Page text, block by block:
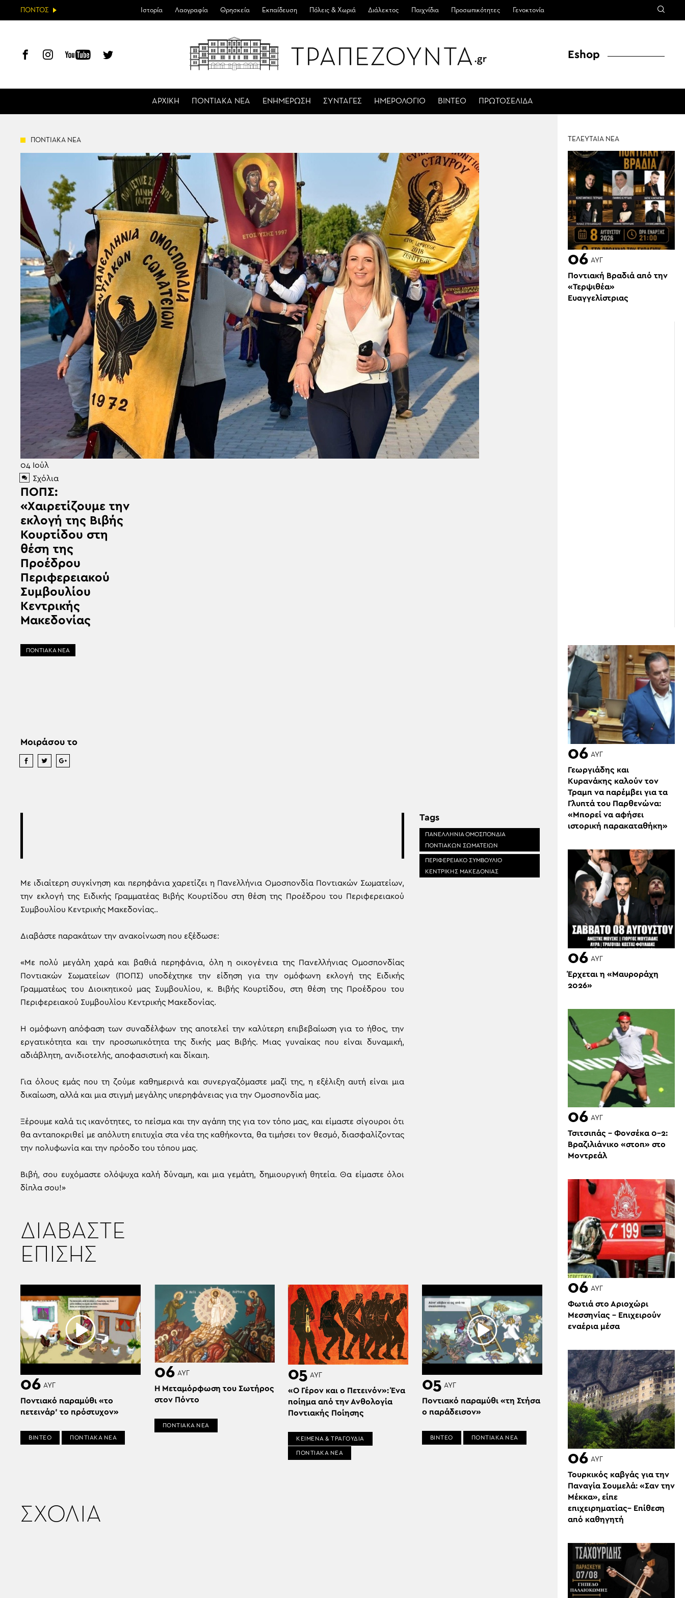
ΠΟΝΤΟΣ Ιστορία Λαογραφία Θρησκεία Εκπαίδευση Πόλεις & Χωριά Διάλεκτος Παιχνίδια Προσωπικότητες Γενοκτονία
ΑΡΧΙΚΗ ΠΟΝΤΙΑΚΑ ΝΕΑ ΕΝΗΜΕΡΩΣΗ ΣΥΝΤΑΓΕΣ ΗΜΕΡΟΛΟΓΙΟ ΒΙΝΤΕΟ ΠΡΩΤΟΣΕΛΙΔΑ
Eshop
ΠΟΝΤΙΑΚΑ ΝΕΑ
04 Ιούλ
Σχόλια
ΠΟΠΣ:
«Χαιρετίζουμε την
εκλογή της Βιβής
Κουρτίδου στη
θέση της
Προέδρου
Περιφερειακού
Συμβουλίου
Κεντρικής
Μακεδονίας
ΠΟΝΤΙΑΚΑ ΝΕΑ
Μοιράσου το
Με ιδιαίτερη συγκίνηση και περηφάνια χαρετίζει η Πανελλήνια Ομοσπονδία Ποντιακών Σωματείων,
την εκλογή της Ειδικής Γραμματέας Βιβής Κουρτίδου στη θέση της Προέδρου του Περιφερειακού
Συμβουλίου Κεντρικής Μακεδονίας..
Διαβάστε παρακάτων την ανακοίνωση που εξέδωσε:
«Με πολύ μεγάλη χαρά και βαθιά περηφάνια, όλη η οικογένεια της Πανελλήνιας Ομοσπονδίας
Ποντιακών Σωματείων (ΠΟΠΣ) υποδέχτηκε την είδηση για την ομόφωνη εκλογή της Ειδικής
Γραμματέως του Διοικητικού μας Συμβουλίου, κ. Βιβής Κουρτίδου, στη θέση της Προέδρου του
Περιφερειακού Συμβουλίου Κεντρικής Μακεδονίας.
​Η ομόφωνη απόφαση των συναδέλφων της αποτελεί την καλύτερη επιβεβαίωση για το ήθος, την
εργατικότητα και την προσωπικότητα της δικής μας Βιβής. Μιας γυναίκας που είναι δυναμική,
αδιάβλητη, ανιδιοτελής, αποφασιστική και δίκαιη.
Για όλους εμάς που τη ζούμε καθημερινά και συνεργαζόμαστε μαζί της, η εξέλιξη αυτή είναι μια
δικαίωση, αλλά και μια στιγμή μεγάλης υπερηφάνειας για την Ομοσπονδία μας.
​Ξέρουμε καλά τις ικανότητες, το πείσμα και την αγάπη της για τον τόπο μας, και είμαστε σίγουροι ότι
θα ανταποκριθεί με απόλυτη επιτυχία στα νέα της καθήκοντα, θα τιμήσει τον θεσμό, διασφαλίζοντας
την πολυφωνία και την πρόοδο του τόπου μας.
​Βιβή, σου ευχόμαστε ολόψυχα καλή δύναμη, και μια γεμάτη, δημιουργική θητεία. Θα είμαστε όλοι
δίπλα σου!»
Tags
ΠΑΝΕΛΛΗΝΙΑ ΟΜΟΣΠΟΝΔΙΑ
ΠΟΝΤΙΑΚΩΝ ΣΩΜΑΤΕΙΩΝ
ΠΕΡΙΦΕΡΕΙΑΚΟ ΣΥΜΒΟΥΛΙΟ
ΚΕΝΤΡΙΚΗΣ ΜΑΚΕΔΟΝΙΑΣ
ΔΙΑΒΑΣΤΕ
ΕΠΙΣΗΣ
06 ΑΥΓ
Ποντιακό παραμύθι «το
πετεινάρ’ το πρόστυχον»
ΒΙΝΤΕΟ ΠΟΝΤΙΑΚΑ ΝΕΑ
06 ΑΥΓ
Η Μεταμόρφωση του Σωτήρος
στον Πόντο
ΠΟΝΤΙΑΚΑ ΝΕΑ
05 ΑΥΓ
«Ο Γέρον και ο Πετεινόν»: Ένα
ποίημα από την Ανθολογία
Ποντιακής Ποίησης
ΚΕΙΜΕΝΑ & ΤΡΑΓΟΥΔΙΑ
ΠΟΝΤΙΑΚΑ ΝΕΑ
05 ΑΥΓ
Ποντιακό παραμύθι «τη Στήσα
ο παράδεισον»
ΒΙΝΤΕΟ ΠΟΝΤΙΑΚΑ ΝΕΑ
ΣΧΟΛΙΑ
ΤΕΛΕΥΤΑΙΑ ΝΕΑ
06 ΑΥΓ
Ποντιακή Βραδιά από την
«Τερψιθέα»
Ευαγγελίστριας
06 ΑΥΓ
Γεωργιάδης και
Κυρανάκης καλούν τον
Τραμπ να παρέμβει για τα
Γλυπτά του Παρθενώνα:
«Μπορεί να αφήσει
ιστορική παρακαταθήκη»
06 ΑΥΓ
Έρχεται η «Μαυροράχη
2026»
06 ΑΥΓ
Τσιτσιπάς – Φονσέκα 0-2:
Βραζιλιάνικο «στοπ» στο
Μοντρεάλ
06 ΑΥΓ
Φωτιά στο Αριοχώρι
Μεσσηνίας – Επιχειρούν
εναέρια μέσα
06 ΑΥΓ
Τουρκικός καβγάς για την
Παναγία Σουμελά: «Σαν την
Μέκκα», είπε
επιχειρηματίας– Επίθεση
από καθηγητή